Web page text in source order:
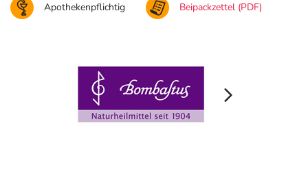
Apothekenpflichtig Beipackzettel (PDF)